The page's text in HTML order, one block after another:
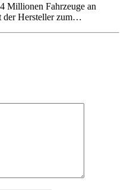
Millionen Fahrzeuge an
der Hersteller zum…